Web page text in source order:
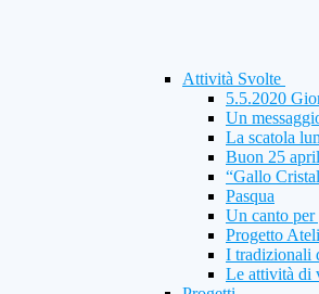
Attività Svolte
5.5.2020
Un
La scatola
Buon 25
“Gallo
Pasqua
Un canto
Progetto
I tradizionali
Le attività di